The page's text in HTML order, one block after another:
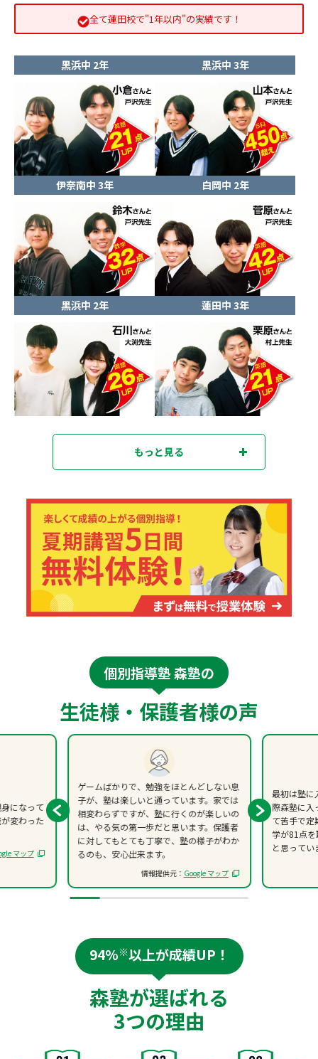
全て蓮田校で"1年以内"の実績です！
黒浜中 2年 黒浜中 3年
伊奈南中 3年 白岡中 2年
黒浜中 2年 蓮田中 3年
もっと見る
個別指導塾 森塾の
生徒様・保護者様の声
になって
変わった
マップ
ゲームばかりで、勉強をほとんどしない息
子が、塾は楽しいと通っています。家では
相変わらずですが、塾に行くのが楽しいの
は、やる気の第一歩だと思います。保護者
に対してもとても丁寧で、塾の様子がわか
るのも、安心出来ます。
情報提供元： Google マップ
最初は塾に
際森塾に入
て苦手で定
学が81点
と思ってい
94%※以上が成績UP！
森塾が選ばれる
3つの理由